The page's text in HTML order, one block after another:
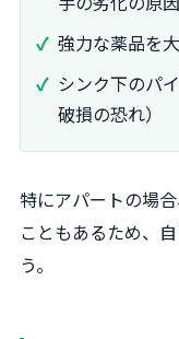
強力な薬品を
シンク下のパ
破損の恐れ）
特にアパートの場
こともあるため、
う。